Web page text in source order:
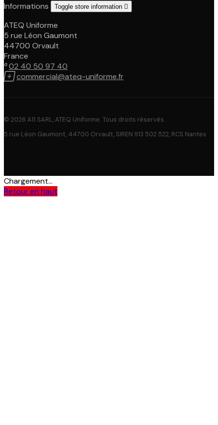
Informations
Toggle store information 
ATEQ Uniforme
5 rue Léon Gaumont
44700 Orvault
France
02 40 50 97 40
commercial@ateq-uniforme.fr
© 2026 A11 SARL, ATEQ Uniforme. Tous droits réservés.
5 rue Léon Gaumont, 44700 Orvault, SIREN 913 502 522, RCS Nantes
Chargement...
Retour en haut